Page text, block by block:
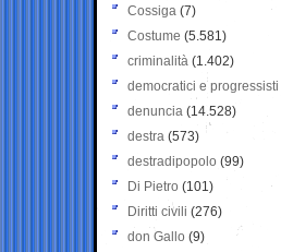
Cossiga (7)
Costume (5.581)
criminalità (1.402)
democratici e progressisti
denuncia (14.528)
destra (573)
destradipopolo (99)
Di Pietro (101)
Diritti civili (276)
don Gallo (9)